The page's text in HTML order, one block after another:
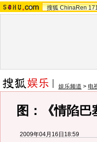
搜狐 ChinaRen
娱乐频道 > 电
图：《情陷
2009年04月16日18:59